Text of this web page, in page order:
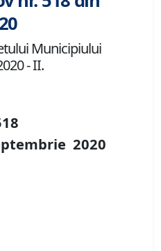
Municipiului
- II.
2020